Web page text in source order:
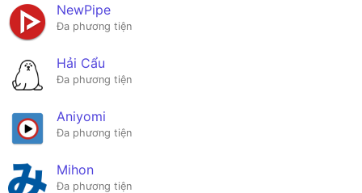
NewPipe
Đa phương tiện
Hải Cẩu
Đa phương tiện
Aniyomi
Đa phương tiện
Mihon
Đa phương tiện